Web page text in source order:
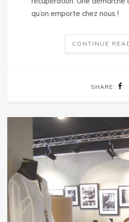
qu’on emporte chez nous !
CONTINUE
SHARE: